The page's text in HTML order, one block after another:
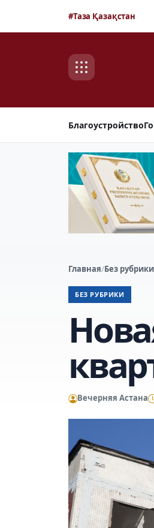
#Таза Қазақстан
Благоустройство
Главная/Без рубрики
БЕЗ РУБРИКИ
Вечерняя Астана